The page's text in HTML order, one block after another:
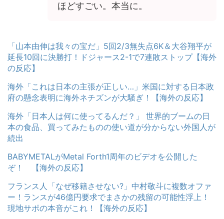
ほどすごい。本当に。
「山本由伸は我々の宝だ」5回2/3無失点6K＆大谷翔平が
延長10回に決勝打！ドジャース2-1で7連敗ストップ【海外
の反応】
海外「これは日本の主張が正しい…」米国に対する日本政
府の懸念表明に海外ネチズンが大騒ぎ！【海外の反応】
海外「日本人は何に使ってるんだ？」 世界的ブームの日
本の食品、買ってみたものの使い道が分からない外国人が
続出
BABYMETALがMetal Forth1周年のビデオを公開した
ぞ！ 【海外の反応】
フランス人「なぜ移籍させない?」中村敬斗に複数オファ
ー！ランスが46億円要求でまさかの残留の可能性浮上！
現地サポの本音がこれ！【海外の反応】